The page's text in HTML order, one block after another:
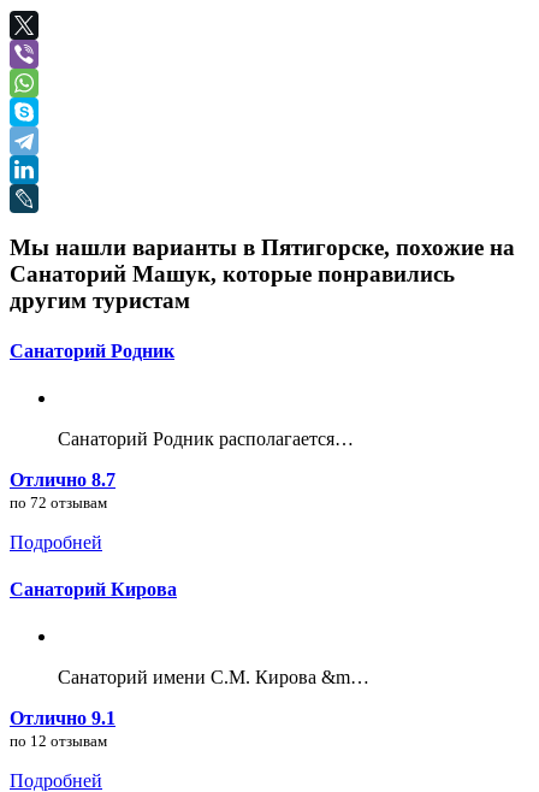
Мы нашли варианты в Пятигорске, похожие на
Санаторий Машук, которые понравились
другим туристам
Санаторий Родник
Санаторий Родник располагается…
Отлично 8.7
по 72 отзывам
Подробней
Санаторий Кирова
Санаторий имени С.М. Кирова &m…
Отлично 9.1
по 12 отзывам
Подробней